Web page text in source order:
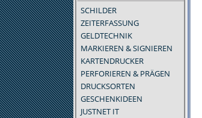
SCHILDER
ZEITERFASSUNG
GELDTECHNIK
MARKIEREN & SIGNIEREN
KARTENDRUCKER
PERFORIEREN & PRÄGEN
DRUCKSORTEN
GESCHENKIDEEN
JUSTNET IT